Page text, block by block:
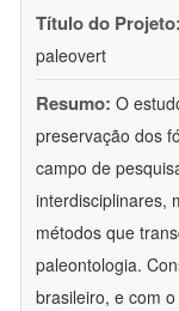
Título do Projeto:
paleovert
Resumo: O
preservação dos
campo de
interdisciplinares,
métodos que
paleontologia.
brasileiro, e com